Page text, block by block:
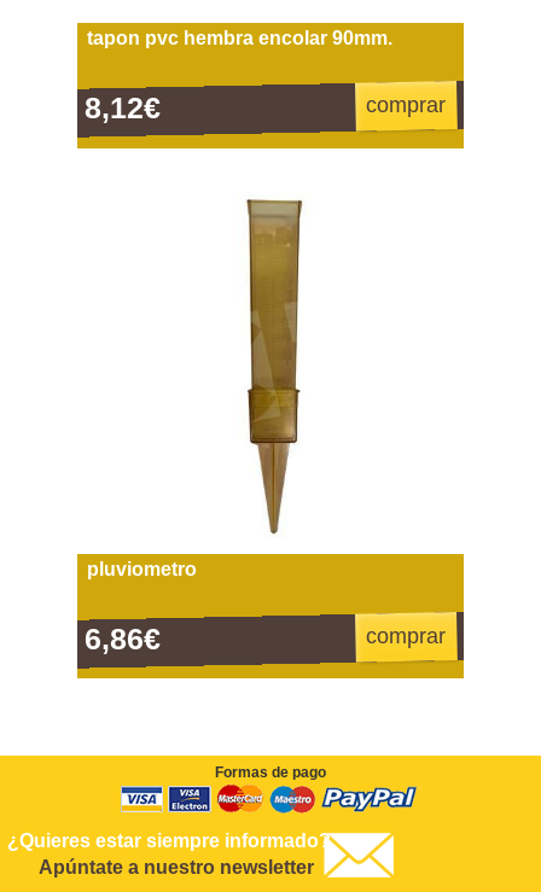
tapon pvc hembra encolar 90mm.
8,12€ comprar
pluviometro
6,86€ comprar
Formas de pago
¿Quieres estar siempre informado?
Apúntate a nuestro newsletter